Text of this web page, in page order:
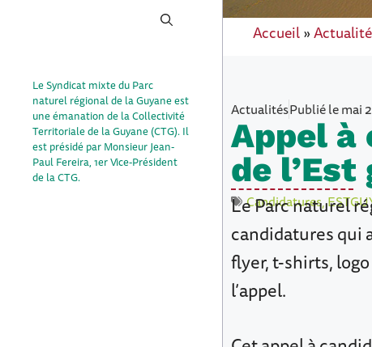
Le Syndicat mixte du Parc
naturel régional de la Guyane est
une émanation de la Collectivité
Territoriale de la Guyane (CTG). Il
est présidé par Monsieur Jean-
Paul Fereira, 1er Vice-Président
de la CTG.
Accueil»
ActualitésPublié lemai
Appel à
de
Candidatures,
Le Parc naturel
candidatures qui
flyer, t-shirts,
l’appel.